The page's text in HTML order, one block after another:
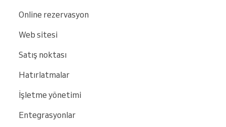
Online rezervasyon
Web sitesi
Satış noktası
Hatırlatmalar
İşletme yönetimi
Entegrasyonlar